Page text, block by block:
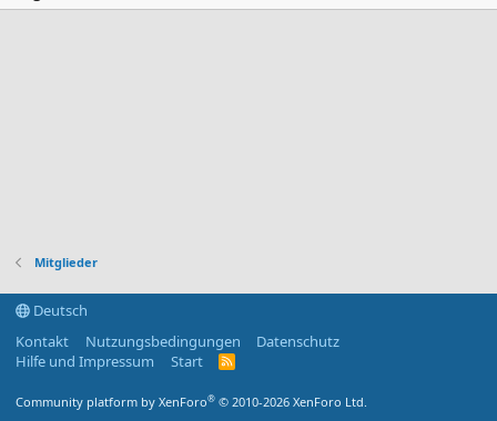
Mitglieder
Deutsch
Kontakt
Nutzungsbedingungen
Datenschutz
Hilfe und Impressum
Start
R
Community platform by XenForo® © 2010-2026 XenForo Ltd.